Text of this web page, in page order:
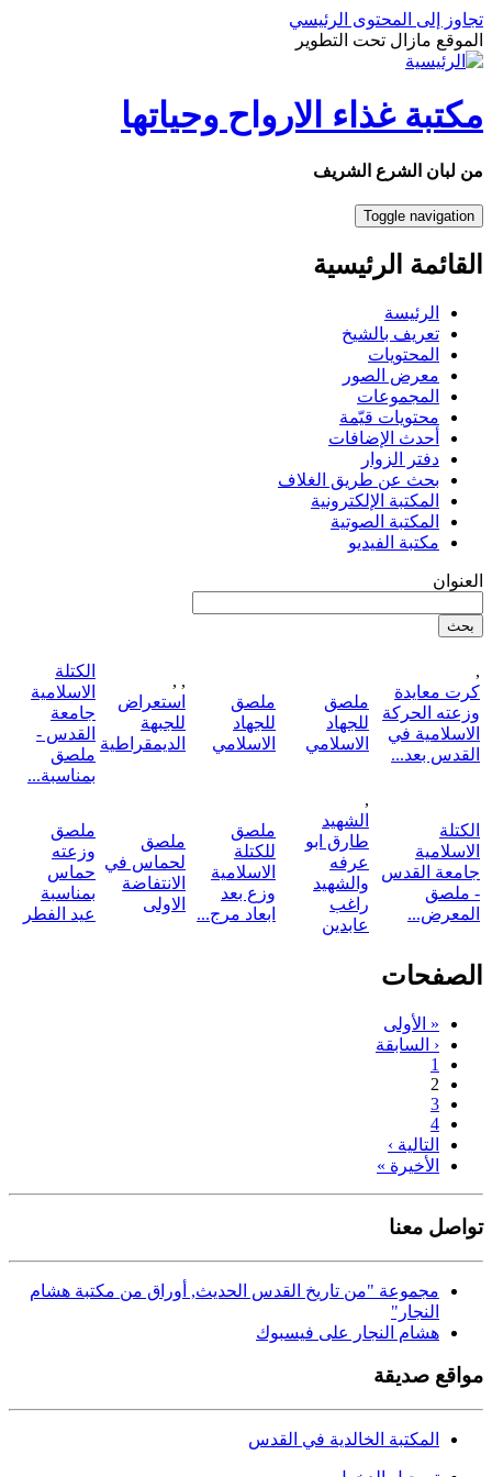
تجاوز إلى المحتوى الرئيسي
الموقع مازال تحت التطوير
مكتبة غذاء الارواح وحياتها
من لبان الشرع الشريف
Toggle navigation
القائمة الرئيسية
الرئيسة
تعريف بالشيخ
المحتويات
معرض الصور
المجموعات
محتويات قيّمة
أحدث الإضافات
دفتر الزوار
بحث عن طريق الغلاف
المكتبة الإلكترونية
المكتبة الصوتية
مكتبة الفيديو
العنوان
,
كرت معايدة
وزعته الحركة
الاسلامية في
القدس بعد...
ملصق
للجهاد
الاسلامي
ملصق
للجهاد
الاسلامي
,
,
استعراض
للجبهة
الديمقراطية
الكتلة
الاسلامية
جامعة
القدس -
ملصق
بمناسبة...
الكتلة
الاسلامية
جامعة القدس
- ملصق
المعرض...
,
الشهيد
طارق ابو
عرفه
والشهيد
راغب
عابدين
ملصق
للكتلة
الاسلامية
وزع بعد
ابعاد مرج...
ملصق
لحماس في
الانتفاضة
الاولى
ملصق
وزعته
حماس
بمناسبة
عيد الفطر
الصفحات
« الأولى
‹ السابقة
1
2
3
4
التالية ›
الأخيرة »
تواصل معنا
مجموعة "من تاريخ القدس الحديث, أوراق من مكتبة هشام
النجار"
هشام النجار على فيسبوك
مواقع صديقة
المكتبة الخالدية في القدس